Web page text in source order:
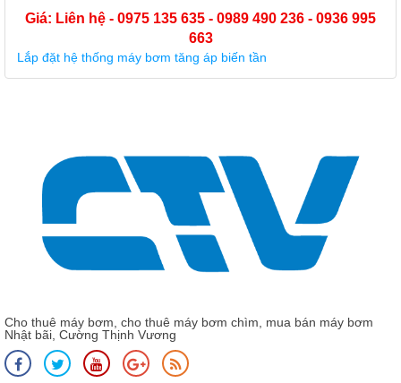
Cho thuê máy bơm, cho thuê máy bơm chìm, mua bán máy bơm
Nhật bãi, Cường Thịnh Vương